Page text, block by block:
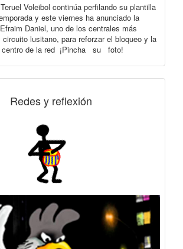
Voleibol continúa perfilando su plantilla
y este viernes ha anunciado la
Daniel, uno de los centrales más
circuito lusitano, para reforzar el bloqueo y la
centro de la red ¡Pincha su foto!
Redes y reflexión